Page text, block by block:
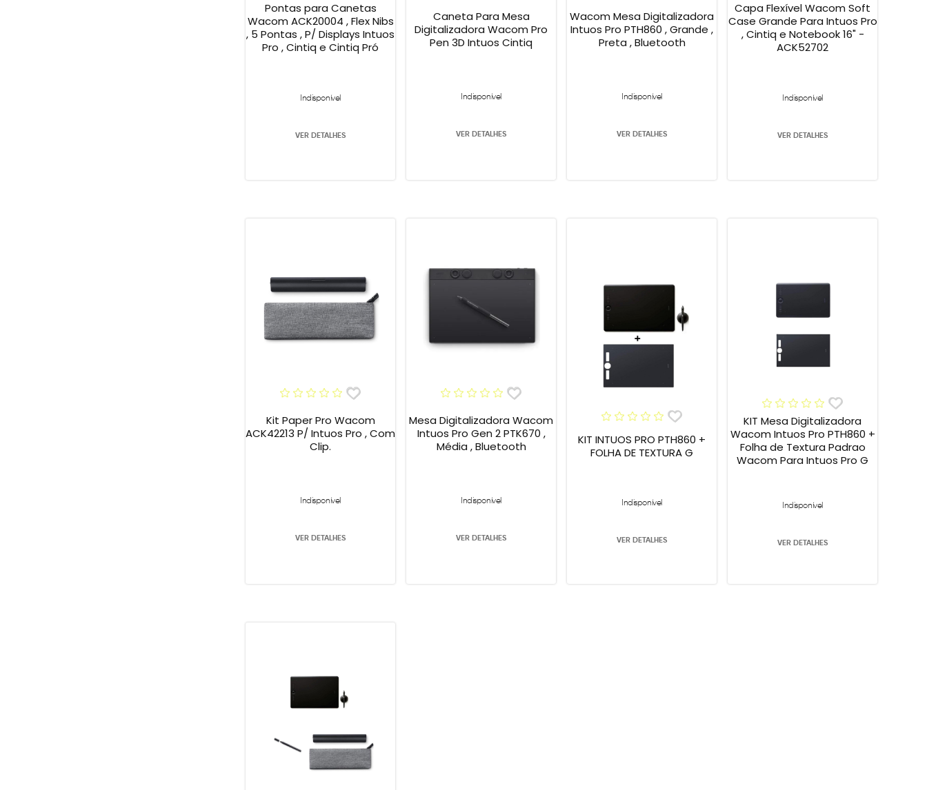
Pontas para Canetas
Wacom ACK20004 , Flex Nibs
, 5 Pontas , P/ Displays Intuos
Pro , Cintiq e Cintiq Pró
Indisponível
VER DETALHES
Caneta Para Mesa
Digitalizadora Wacom Pro
Pen 3D Intuos Cintiq
Indisponível
VER DETALHES
Wacom Mesa Digitalizadora
Intuos Pro PTH860 , Grande ,
Preta , Bluetooth
Indisponível
VER DETALHES
Capa Flexível Wacom Soft
Case Grande Para Intuos Pro
, Cintiq e Notebook 16" -
ACK52702
Indisponível
VER DETALHES
Kit Paper Pro Wacom
ACK42213 P/ Intuos Pro , Com
Clip.
Indisponível
VER DETALHES
Mesa Digitalizadora Wacom
Intuos Pro Gen 2 PTK670 ,
Média , Bluetooth
Indisponível
VER DETALHES
KIT INTUOS PRO PTH860 +
FOLHA DE TEXTURA G
Indisponível
VER DETALHES
KIT Mesa Digitalizadora
Wacom Intuos Pro PTH860 +
Folha de Textura Padrao
Wacom Para Intuos Pro G
Indisponível
VER DETALHES